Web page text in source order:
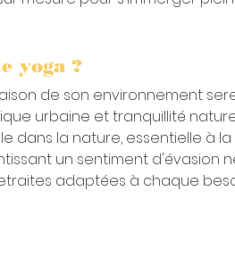
yoga ?
de son environnement
urbaine et tranquillité
dans la nature, essentielle à
un sentiment d'évasion
adaptées à chaque